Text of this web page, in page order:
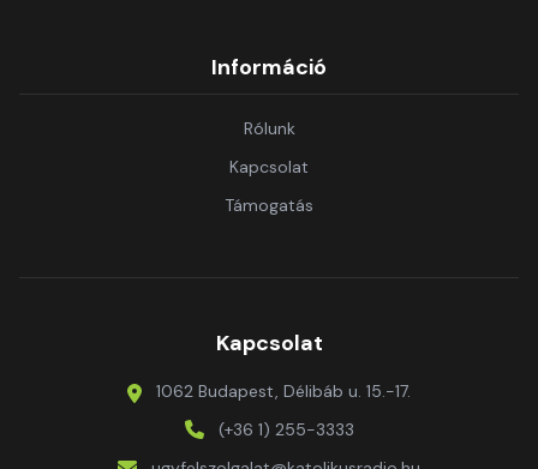
Információ
Rólunk
Kapcsolat
Támogatás
Kapcsolat
1062 Budapest, Délibáb u. 15.-17.
(+36 1) 255-3333